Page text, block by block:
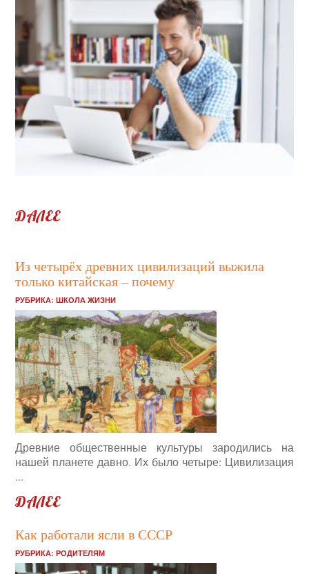
ДАЛЕЕ
Из четырёх древних цивилизаций выжила
только китайская – почему
РУБРИКА:ШКОЛА ЖИЗНИ
Древние общественные культуры зародились на
нашей планете давно. Их было четыре: Цивилизация
...
ДАЛЕЕ
Как работали ясли в СССР
РУБРИКА:РОДИТЕЛЯМ